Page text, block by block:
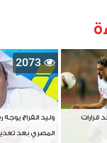
قرارات
2073
وليد الفراج يوجه
المصري بعد